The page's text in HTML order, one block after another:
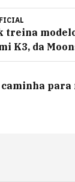
treina
K3, da